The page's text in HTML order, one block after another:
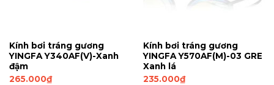
Kính bơi tráng gương
YINGFA Y340AF(V)-Xanh
đậm
265.000₫
Kính bơi tráng gương
YINGFA Y570AF(M)-03 GRE
Xanh lá
235.000₫